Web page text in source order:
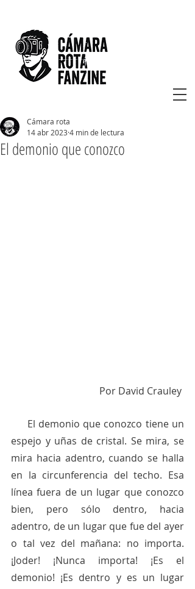
El demonio que conozco
Cámara rota
14 abr 2023 4 min de lectura
Por David Crauley
espejo y uñas de cristal. Se mira, se
mira hacia adentro, cuando se halla
en la circunferencia del techo. Esa
línea fuera de un lugar que conozco
bien, pero sólo dentro, hacia
adentro, de un lugar que fue del ayer
o tal vez del mañana: no importa.
¡Joder! ¡Nunca importa! ¡Es el
demonio! ¡Es dentro y es un lugar